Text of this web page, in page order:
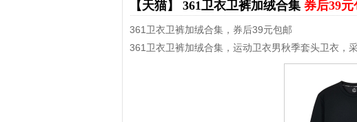
【天猫】 361卫衣卫裤加绒合集 券后39元
361卫衣卫裤加绒合集，券后39元包邮
361卫衣卫裤加绒合集，运动卫衣男秋季套头卫衣，